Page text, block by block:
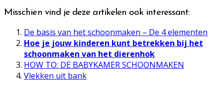
Misschien vind je deze artikelen ook interessant:
De basis van het schoonmaken – De 4 elementen
Hoe je jouw kinderen kunt betrekken bij het
schoonmaken van het dierenhok
HOW TO: DE BABYKAMER SCHOONMAKEN
Vlekken uit bank